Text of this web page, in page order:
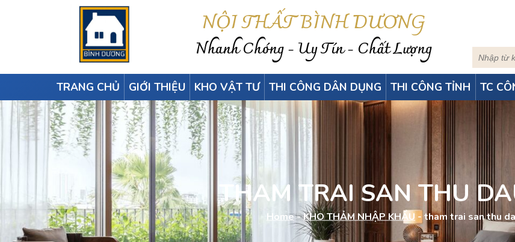
NỘI THẤT BÌNH DƯƠNG
Nhanh Chóng - Uy Tín - Chất Lượng
TRANG CHỦ GIỚI THIỆU KHO VẬT TƯ THI CÔNG DÂN DỤNG THI CÔNG TỈNH TC
THAM TRAI SAN THU
Home-KHO THẢM NHẬP KHẨU - tham trai san thu